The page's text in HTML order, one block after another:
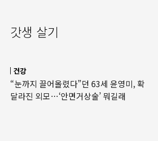
갓생 살기
건강
“눈까지 끌어올렸다”던 63세 윤영미, 확
달라진 외모…‘안면거상술’ 뭐길래